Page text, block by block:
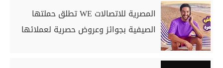
المصرية للاتصالات WE تطلق حملتها
الصيفية بجوائز وعروض حصرية لعملائها